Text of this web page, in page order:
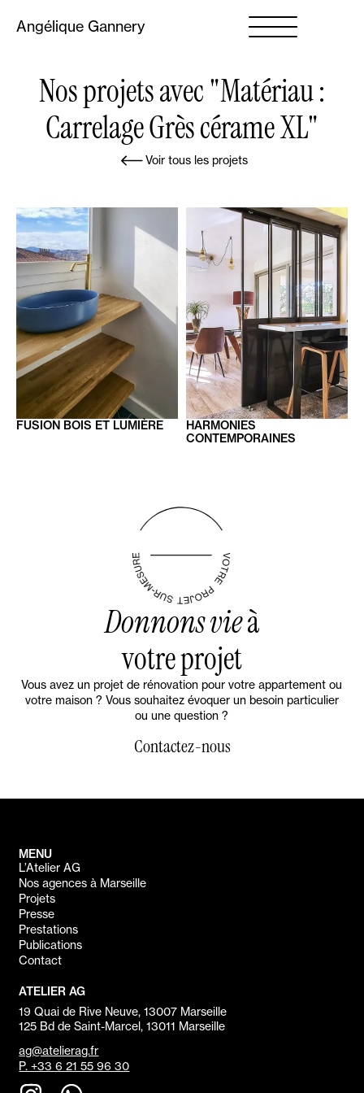
Angélique Gannery
Nos projets avec "Matériau :
Carrelage Grès cérame XL"
Voir tous les projets
FUSION BOIS ET LUMIÈRE
HARMONIES
CONTEMPORAINES
Donnons vieà
votre projet
Vous avez un projet de rénovation pour votre appartement ou
votre maison ? Vous souhaitez évoquer un besoin particulier
ou une question ?
Contactez-nous
ATELIER AG
19 Quai de Rive Neuve, 13007 Marseille
125 Bd de Saint-Marcel, 13011 Marseille
ag@atelierag.fr
P. +33 6 21 55 96 30
MENU
L’Atelier AG
Nos agences à Marseille
Projets
Presse
Prestations
Publications
Contact